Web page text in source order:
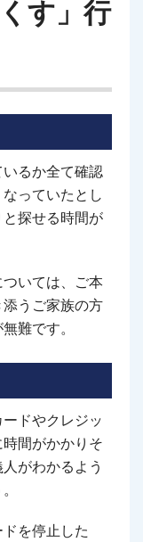
す」行
るか全て確認
っていたとし
探せる時間が
いては、ご本
うご家族の方
難です。
ドやクレジッ
間がかかりそ
がわかるよう
を停止した